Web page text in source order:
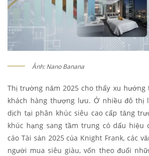
Ảnh: Nano Banana
Thị trường năm 2025 cho thấy xu hướng
khách hàng thượng lưu. Ở nhiều đô thị
dịch tại phân khúc siêu cao cấp tăng
khúc hạng sang tầm trung có dấu hiệu
cáo Tài sản 2025 của Knight Frank, các
người mua siêu giàu, vốn theo đuổi